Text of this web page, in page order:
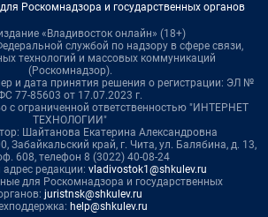
Роскомнадзора и государственных органов
«Владивосток онлайн» (18+)
службой по надзору в сфере связи,
технологий и массовых коммуникаций
(Роскомнадзор).
и дата принятия решения о регистрации: ЭЛ №
77-85603 от 17.07.2023 г.
с ограниченной ответственностью "ИНТЕРНЕТ
ТЕХНОЛОГИИ"
Шайтанова Екатерина Александровна
Забайкальский край, г. Чита, ул. Балябина, д. 13,
608, телефон 8 (3022) 40-08-24
редакции: vladivostok1@shkulev.ru
для Роскомнадзора и государственных
juristnsk@shkulev.ru
help@shkulev.ru